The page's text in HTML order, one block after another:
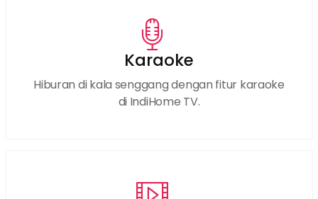
Karaoke
Hiburan di kala senggang dengan fitur karaoke
di IndiHome TV.